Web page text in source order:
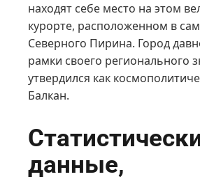
находят себе место на этом
курорте, расположенном в
Северного Пирина. Город
рамки своего регионального
утвердился как
Балкан.
данные,